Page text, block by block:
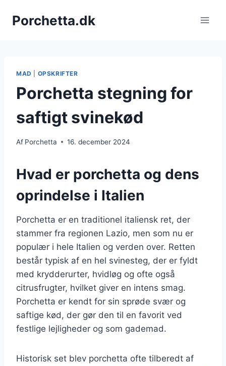
Porchetta.dk
MAD OPSKRIFTER
Porchetta stegning for
saftigt svinekød
Af Porchetta 16. december 2024
Hvad er porchetta og dens
oprindelse i Italien
Porchetta er en traditionel italiensk ret, der
stammer fra regionen Lazio, men som nu er
populær i hele Italien og verden over. Retten
består typisk af en hel svinesteg, der er fyldt
med krydderurter, hvidløg og ofte også
citrusfrugter, hvilket giver en intens smag.
Porchetta er kendt for sin sprøde svær og
saftige kød, der gør den til en favorit ved
festlige lejligheder og som gademad.
Historisk set blev porchetta ofte tilberedt af